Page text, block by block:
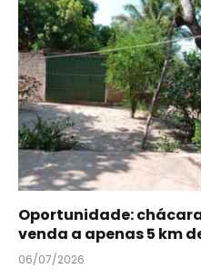
Oportunidade:
venda a apenas 5 km
06/07/2026